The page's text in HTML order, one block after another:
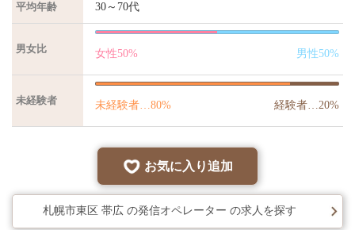
平均年齢 30～70代
男女比
未経験者
お気に入り追加
札幌市東区 帯広 の発信オペレーター の求人を探す